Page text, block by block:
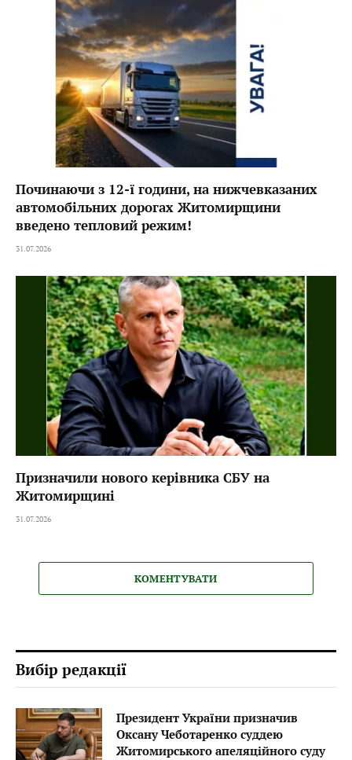
Починаючи з 12-ї години, на нижчевказаних
автомобільних дорогах Житомирщини
введено тепловий режим!
31.07.2026
Призначили нового керівника СБУ на
Житомирщині
31.07.2026
КОМЕНТУВАТИ
Вибір редакції
Президент України призначив
Оксану Чеботаренко суддею
Житомирського апеляційного суду